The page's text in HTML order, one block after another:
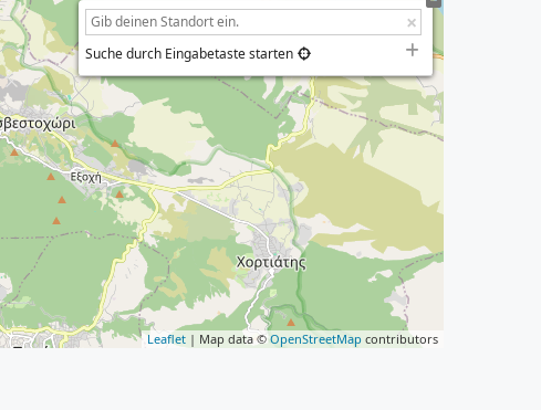
Suche durch Eingabetaste starten
Leaflet | Map data © OpenStreetMap contributors